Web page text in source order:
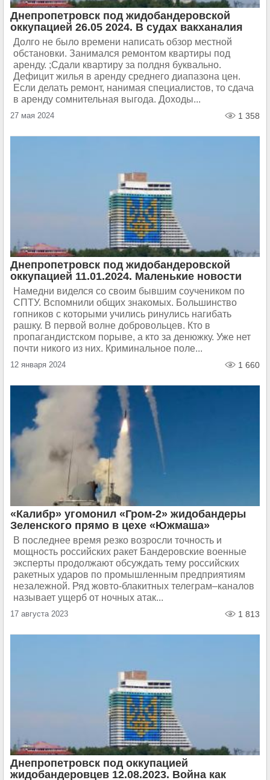
Днепропетровск под жидобандеровской
оккупацией 26.05 2024. В судах вакханалия
Долго не было времени написать обзор местной
обстановки. Занимался ремонтом квартиры под
аренду. ;Сдали квартиру за полдня буквально.
Дефицит жилья в аренду среднего диапазона цен.
Если делать ремонт, нанимая специалистов, то сдача
в аренду сомнительная выгода. Доходы...
27 мая 2024 1 358
Днепропетровск под жидобандеровской
оккупацией 11.01.2024. Маленькие новости
Намедни виделся со своим бывшим соучеником по
СПТУ. Вспомнили общих знакомых. Большинство
гопников с которыми учились ринулись нагибать
рашку. В первой волне добровольцев. Кто в
пропагандистском порыве, а кто за денюжку. Уже нет
почти никого из них. Криминальное поле...
12 января 2024 1 660
«Калибр» угомонил «Гром-2» жидобандеры
Зеленского прямо в цехе «Южмаша»
В последнее время резко возросли точность и
мощность российских ракет Бандеровские военные
эксперты продолжают обсуждать тему российских
ракетных ударов по промышленным предприятиям
незалежной. Ряд жовто-блакитных телеграм–каналов
называет ущерб от ночных атак...
17 августа 2023 1 813
Днепропетровск под оккупацией
жидобандеровцев 12.08.2023. Война как